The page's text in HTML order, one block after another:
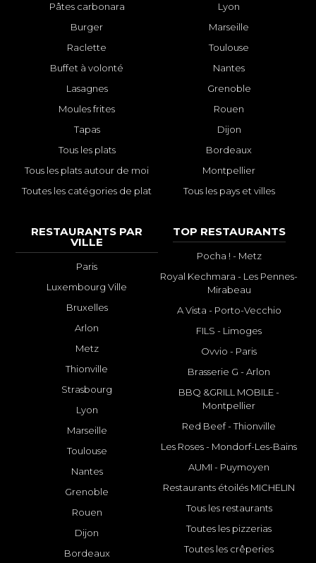
Pâtes carbonara
Burger
Raclette
Buffet à volonté
Lasagnes
Moules frites
Tapas
Tous les plats
Tous les plats autour de moi
Toutes les catégories de plat
Lyon
Marseille
Toulouse
Nantes
Grenoble
Rouen
Dijon
Bordeaux
Montpellier
Tous les pays et villes
RESTAURANTS PAR
VILLE
Paris
Luxembourg Ville
Bruxelles
Arlon
Metz
Thionville
Strasbourg
Lyon
Marseille
Toulouse
Nantes
Grenoble
Rouen
Dijon
Bordeaux
TOP RESTAURANTS
Pocha ! - Metz
Royal Kechmara - Les Pennes-
Mirabeau
A Vista - Porto-Vecchio
FILS - Limoges
Ovvio - Paris
Brasserie G - Arlon
BBQ &GRILL MOBILE -
Montpellier
Red Beef - Thionville
Les Roses - Mondorf-Les-Bains
AUMI - Puymoyen
Restaurants étoilés MICHELIN
Tous les restaurants
Toutes les pizzerias
Toutes les crêperies